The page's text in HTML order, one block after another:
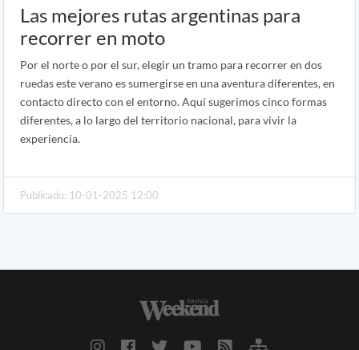
Las mejores rutas argentinas para
recorrer en moto
Por el norte o por el sur, elegir un tramo para recorrer en dos
ruedas este verano es sumergirse en una aventura diferentes, en
contacto directo con el entorno. Aquí sugerimos cinco formas
diferentes, a lo largo del territorio nacional, para vivir la
experiencia.
Publicado: 10-01-2025 12:00